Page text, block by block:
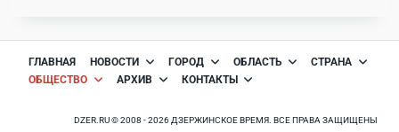
ГЛАВНАЯ НОВОСТИ ГОРОД ОБЛАСТЬ
СТРАНА
ОБЩЕСТВО
АРХИВ КОНТАКТЫ
DZER.RU © 2008 - 2026 ДЗЕРЖИНСКОЕ ВРЕМЯ. ВСЕ ПРАВА ЗАЩИЩЕНЫ